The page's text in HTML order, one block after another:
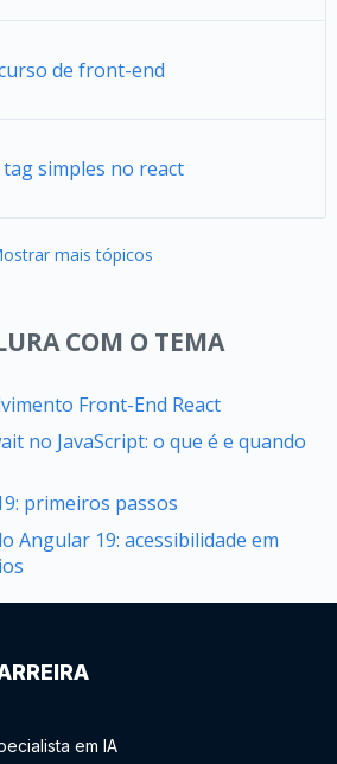
de front-end
simples no react
mais tópicos
COM O TEMA
Front-End React
no JavaScript: o que é e quando
primeiros passos
Angular 19: acessibilidade em
em IA